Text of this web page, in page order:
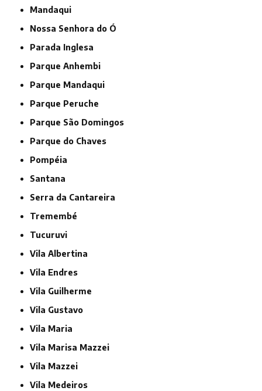
Mandaqui
Nossa Senhora do Ó
Parada Inglesa
Parque Anhembi
Parque Mandaqui
Parque Peruche
Parque São Domingos
Parque do Chaves
Pompéia
Santana
Serra da Cantareira
Tremembé
Tucuruvi
Vila Albertina
Vila Endres
Vila Guilherme
Vila Gustavo
Vila Maria
Vila Marisa Mazzei
Vila Mazzei
Vila Medeiros